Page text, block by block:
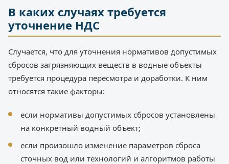
В каких случаях требуется
уточнение НДС
Случается, что для уточнения нормативов допустимых
сбросов загрязняющих веществ в водные объекты
требуется процедура пересмотра и доработки. К ним
относятся такие факторы:
если нормативы допустимых сбросов установлены
на конкретный водный объект;
если произошло изменение параметров сброса
сточных вод или технологий и алгоритмов работы